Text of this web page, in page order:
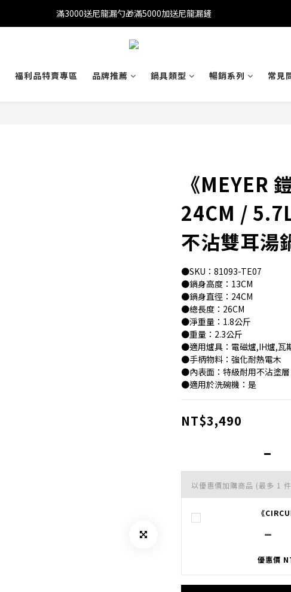
滿1200免運(外島除外)
滿3000送尼龍漏勺🎁滿5000加送尼龍漏鏟
滿1200免運(外島除外)
福利品特賣專區 品牌推薦 鍋具類型 暢銷系列 常見
《MEYER
24CM /
不沾雙耳湯
●SKU：81093-TE07
●鍋身高度：13CM
●鍋身直徑：24CM
●總長度：26CM
●淨重量：1.8公斤
●重量：2.3公斤
●適用爐具：電磁爐,IH爐,瓦
●手柄物料：強化耐熱電木
●內表面：特級耐用不沾塗層
●適用於洗碗機：是
NT$3,490
以優惠價加購商品 (最多 1
《
優惠價